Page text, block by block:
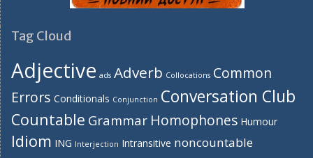
Tag Cloud
Adjective ads Adverb Collocations Common
Errors Conditionals Conjunction Conversation Club
Countable Grammar Homophones Humour
Idiom ING Interjection Intransitive noncountable